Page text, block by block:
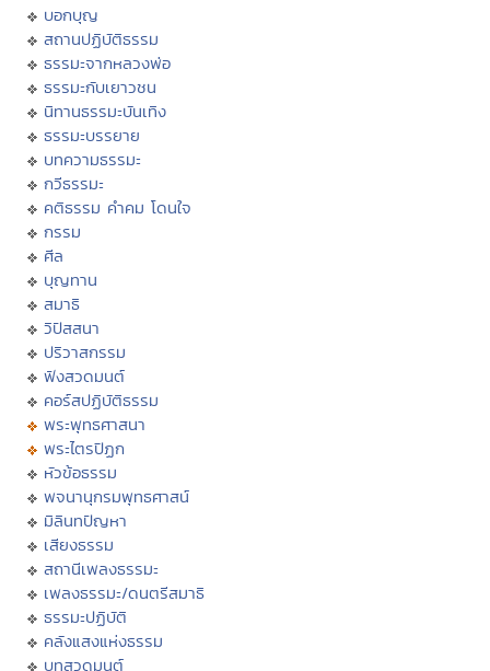
บอกบุญ
สถานปฏิบัติธรรม
ธรรมะจากหลวงพ่อ
ธรรมะกับเยาวชน
นิทานธรรมะบันเทิง
ธรรมะบรรยาย
บทความธรรมะ
กวีธรรมะ
คติธรรม คำคม โดนใจ
กรรม
ศีล
บุญทาน
สมาธิ
วิปัสสนา
ปริวาสกรรม
ฟังสวดมนต์
คอร์สปฏิบัติธรรม
พระพุทธศาสนา
พระไตรปิฏก
หัวข้อธรรม
พจนานุกรมพุทธศาสน์
มิลินทปัญหา
เสียงธรรม
สถานีเพลงธรรมะ
เพลงธรรมะ/ดนตรีสมาธิ
ธรรมะปฏิบัติ
คลังแสงแห่งธรรม
บทสวดมนต์